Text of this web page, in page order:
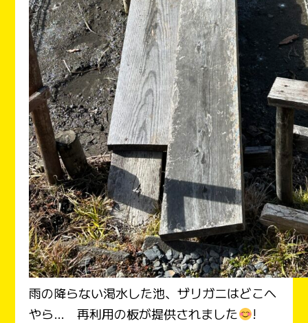
雨の降らない渇水した池、ザリガニはどこへ
やら… 再利用の板が提供されました
!